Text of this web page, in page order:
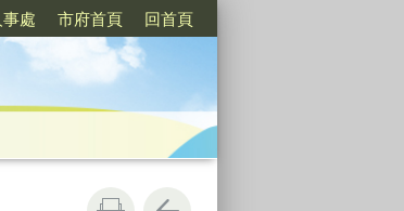
事處 市府首頁 回首頁